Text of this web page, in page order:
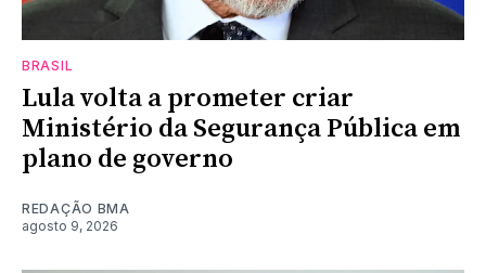
BRASIL
Lula volta a prometer criar
Ministério da Segurança Pública em
plano de governo
REDAÇÃO BMA
agosto 9, 2026